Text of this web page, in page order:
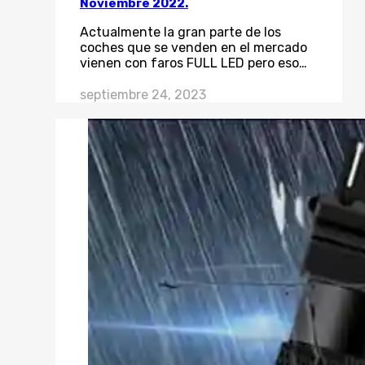
Noviembre 2022.
Actualmente la gran parte de los
coches que se venden en el mercado
vienen con faros FULL LED pero eso…
septiembre 24, 2023